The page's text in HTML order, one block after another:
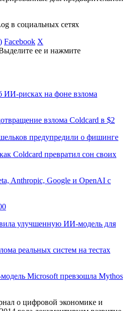
в социальных сетях
Facebook X
ее и нажмите
ИИ-рисках на фоне взлома
взлома Coldcard в $2
предупредили о фишинге
Coldcard превратил сон своих
Anthropic, Google и OpenAI с
улучшенную ИИ-модель для
реальных систем на тестах
Microsoft превзошла Mythos
о цифровой экономике и